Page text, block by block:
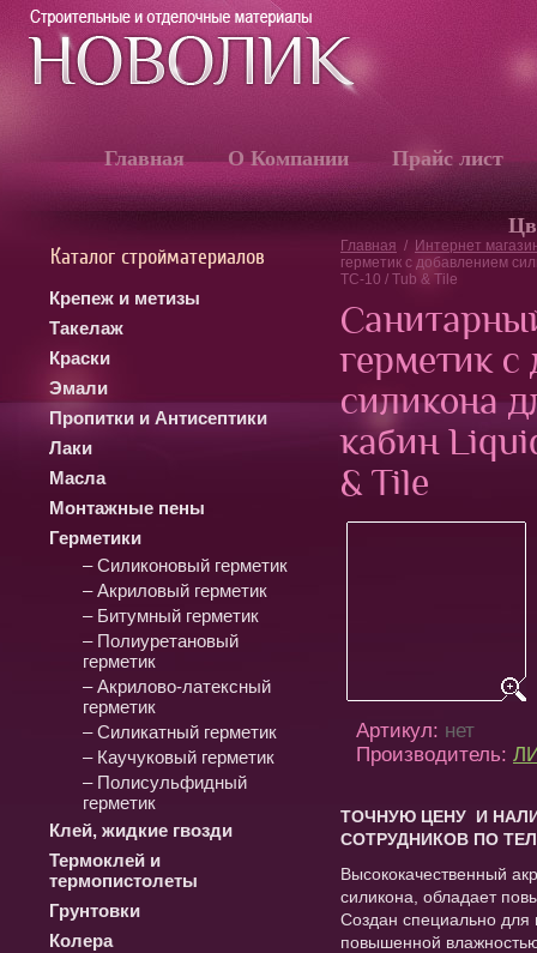
Главная О Компании Прайс лист
Каталог стройматериалов
Крепеж и метизы
Такелаж
Краски
Эмали
Пропитки и Антисептики
Лаки
Масла
Монтажные пены
Герметики
– Силиконовый герметик
– Акриловый герметик
– Битумный герметик
– Полиуретановый
герметик
– Акрилово-латексный
герметик
– Силикатный герметик
– Каучуковый герметик
– Полисульфидный
герметик
Клей, жидкие гвозди
Термоклей и
термопистолеты
Грунтовки
Колера
Главная / Интернет
герметик с добавлением
TC-10 / Tub & Tile
герметик с
силикона
кабин
& Tile
Артикул: нет
Производитель:
ТОЧНУЮ ЦЕНУ И
СОТРУДНИКОВ ПО
Высококачественный
силикона, обладает
Создан специально
повышенной